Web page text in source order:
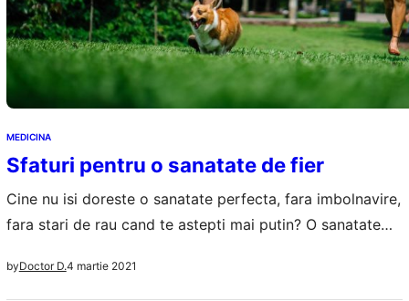
MEDICINA
Sfaturi pentru o sanatate de fier
Cine nu isi doreste o sanatate perfecta, fara imbolnavire,
fara stari de rau cand te astepti mai putin? O sanatate
alimentar variat, poate de niste exercitii fizice, de un stil
byDoctor D.4 martie 2021